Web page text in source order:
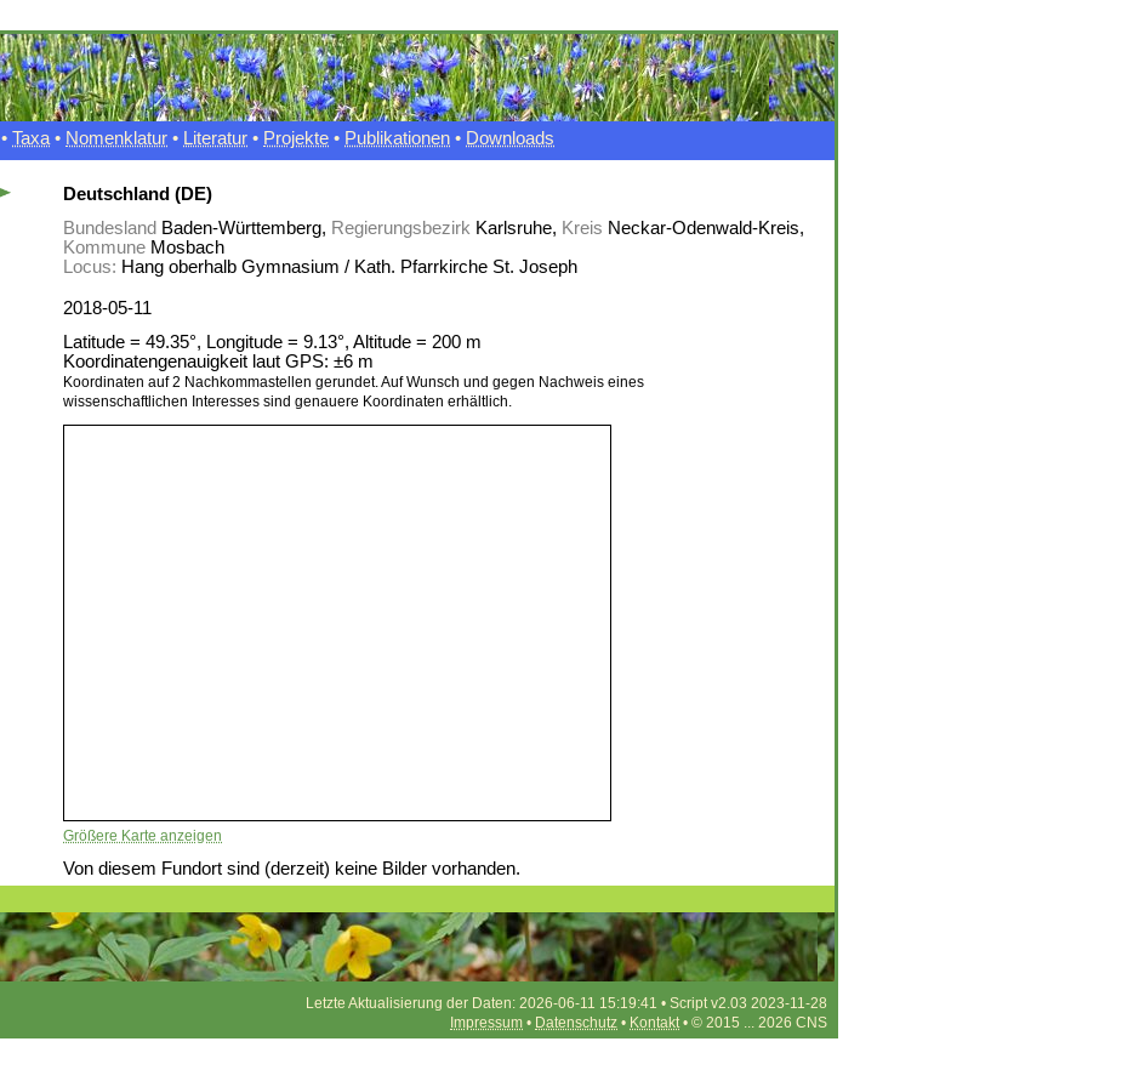
• Taxa • Nomenklatur • Literatur • Projekte • Publikationen • Downloads
Deutschland (DE)
Bundesland Baden-Württemberg, Regierungsbezirk Karlsruhe, Kreis Neckar-Odenwald-Kreis,
Kommune Mosbach
Locus: Hang oberhalb Gymnasium / Kath. Pfarrkirche St. Joseph
2018-05-11
Latitude = 49.35°, Longitude = 9.13°, Altitude = 200 m
Koordinatengenauigkeit laut GPS: ±6 m
Koordinaten auf 2 Nachkommastellen gerundet. Auf Wunsch und gegen Nachweis eines
wissenschaftlichen Interesses sind genauere Koordinaten erhältlich.
Größere Karte anzeigen
Von diesem Fundort sind (derzeit) keine Bilder vorhanden.
Letzte Aktualisierung der Daten: 2026-06-11 15:19:41 • Script v2.03 2023-11-28
Impressum • Datenschutz • Kontakt• © 2015 ... 2026 CNS